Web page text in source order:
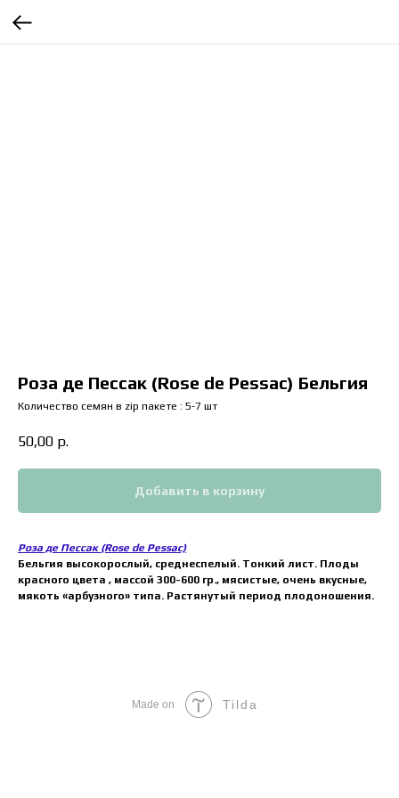
Роза де Пессак (Rose de Pessac) Бельгия
Количество семян в zip пакете : 5-7 шт
50,00 р.
Добавить в корзину
Роза де Пессак (Rose de Pessac)
Бельгия высокорослый, среднеспелый. Тонкий лист. Плоды
красного цвета , массой 300-600 гр., мясистые, очень вкусные,
мякоть «арбузного» типа. Растянутый период плодоношения.
Made on Tilda